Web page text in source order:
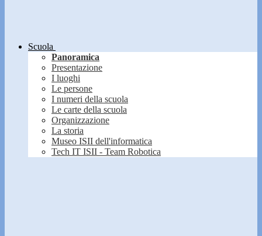
Scuola
Panoramica
Presentazione
I luoghi
Le persone
I numeri della scuola
Le carte della scuola
Organizzazione
La storia
Museo ISII dell'informatica
Tech IT ISII - Team Robotica